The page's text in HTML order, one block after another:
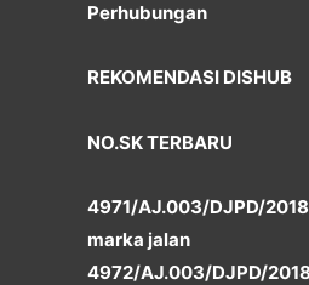
Perhubungan
REKOMENDASI DISHUB
NO.SK TERBARU
4971/AJ.003/DJPD/
marka jalan
4972/AJ.003/DJPD/